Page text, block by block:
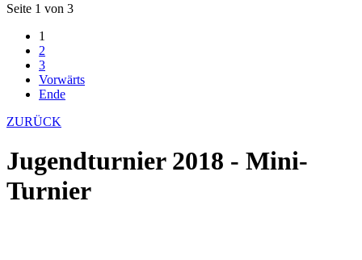
Seite 1 von 3
1
2
3
Vorwärts
Ende
ZURÜCK
Jugendturnier 2018 - Mini-
Turnier